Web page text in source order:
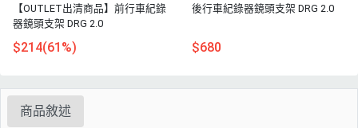
【OUTLET出清商品】前行車紀錄
器鏡頭支架 DRG 2.0
$214(61%)
後行車紀錄器鏡頭支架 DRG 2.0
$680
商品敘述